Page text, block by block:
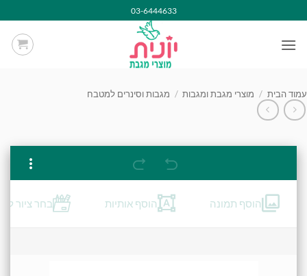
to
content
03-6444633
עמוד הבית / מוצרי מגבת ומגבות / מגבות וסינרים למטבח
הוסף תמונה הוסף אותיות בחר ציור